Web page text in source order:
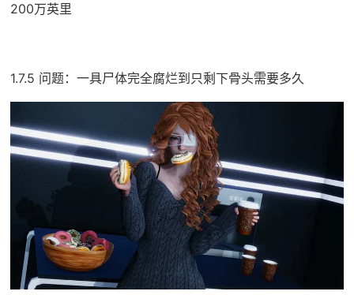
200万英里
1.7.5 问题：一具尸体完全腐烂到只剩下骨头需要多久